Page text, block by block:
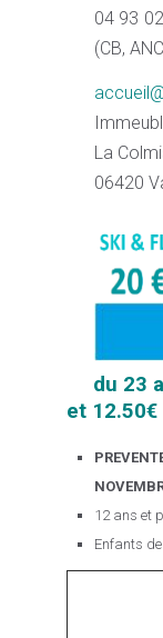
04 93
(CB,
La
06420
du 23
et
12 ans et
Enfants